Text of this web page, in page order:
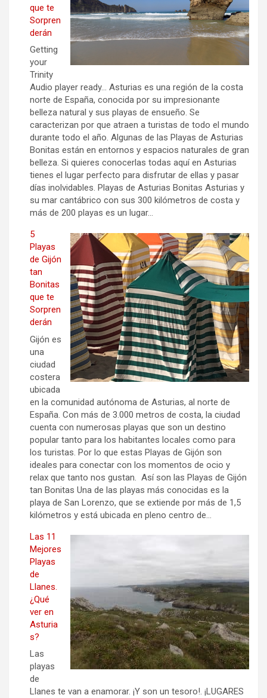
que te
Sorpren
derán
Getting
your
Trinity
Audio player ready… Asturias es una región de la costa
norte de España, conocida por su impresionante
belleza natural y sus playas de ensueño. Se
caracterizan por que atraen a turistas de todo el mundo
durante todo el año. Algunas de las Playas de Asturias
Bonitas están en entornos y espacios naturales de gran
belleza. Si quieres conocerlas todas aquí en Asturias
tienes el lugar perfecto para disfrutar de ellas y pasar
días inolvidables. Playas de Asturias Bonitas Asturias y
su mar cantábrico con sus 300 kilómetros de costa y
más de 200 playas es un lugar…
5
Playas
de Gijón
tan
Bonitas
que te
Sorpren
derán
Gijón es
una
ciudad
costera
ubicada
en la comunidad autónoma de Asturias, al norte de
España. Con más de 3.000 metros de costa, la ciudad
cuenta con numerosas playas que son un destino
popular tanto para los habitantes locales como para
los turistas. Por lo que estas Playas de Gijón son
ideales para conectar con los momentos de ocio y
relax que tanto nos gustan. Así son las Playas de Gijón
tan Bonitas Una de las playas más conocidas es la
playa de San Lorenzo, que se extiende por más de 1,5
kilómetros y está ubicada en pleno centro de…
Las 11
Mejores
Playas
de
Llanes.
¿Qué
ver en
Asturia
s?
Las
playas
de
Llanes te van a enamorar. ¡Y son un tesoro!. ¡LUGARES